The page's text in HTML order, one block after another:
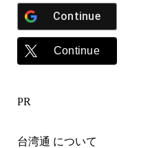
Continue
Continue
PR
台湾通 について